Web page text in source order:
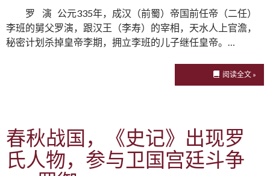
罗 演 公元335年，成汉（前蜀）帝国前任帝（二任）
李班的舅父罗演，跟汉王（李寿）的宰相，天水人上官澹，
秘密计划杀掉皇帝李期，拥立李班的儿子继任皇帝。…
阅读全文 »
春秋战国，《史记》出现罗
氏人物，参与卫国宫廷斗争